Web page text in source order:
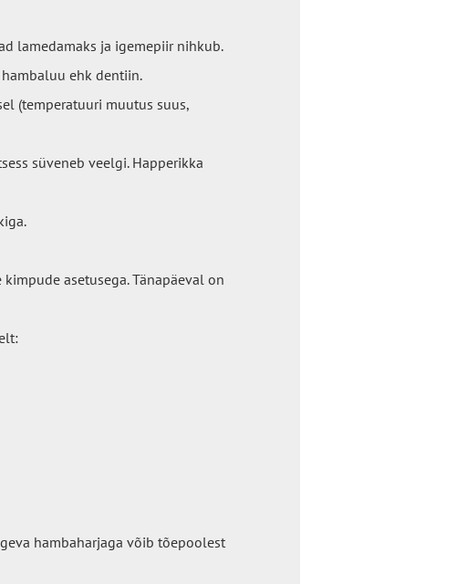
lamedamaks ja igemepiir nihkub.
ehk dentiin.
(temperatuuri muutus suus,
süveneb veelgi. Happerikka
asetusega. Tänapäeval on
hambaharjaga võib tõepoolest